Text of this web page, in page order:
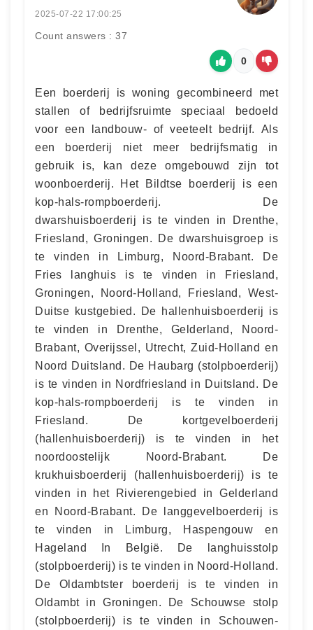
2025-07-22 17:00:25
Count answers : 37
0
Een boerderij is woning gecombineerd met
stallen of bedrijfsruimte speciaal bedoeld
voor een landbouw- of veeteelt bedrijf. Als
een boerderij niet meer bedrijfsmatig in
gebruik is, kan deze omgebouwd zijn tot
woonboerderij. Het Bildtse boerderij is een
kop-hals-rompboerderij. De
dwarshuisboerderij is te vinden in Drenthe,
Friesland, Groningen. De dwarshuisgroep is
te vinden in Limburg, Noord-Brabant. De
Fries langhuis is te vinden in Friesland,
Groningen, Noord-Holland, Friesland, West-
Duitse kustgebied. De hallenhuisboerderij is
te vinden in Drenthe, Gelderland, Noord-
Brabant, Overijssel, Utrecht, Zuid-Holland en
Noord Duitsland. De Haubarg (stolpboerderij)
is te vinden in Nordfriesland in Duitsland. De
kop-hals-rompboerderij is te vinden in
Friesland. De kortgevelboerderij
(hallenhuisboerderij) is te vinden in het
noordoostelijk Noord-Brabant. De
krukhuisboerderij (hallenhuisboerderij) is te
vinden in het Rivierengebied in Gelderland
en Noord-Brabant. De langgevelboerderij is
te vinden in Limburg, Haspengouw en
Hageland In België. De langhuisstolp
(stolpboerderij) is te vinden in Noord-Holland.
De Oldambtster boerderij is te vinden in
Oldambt in Groningen. De Schouwse stolp
(stolpboerderij) is te vinden in Schouwen-